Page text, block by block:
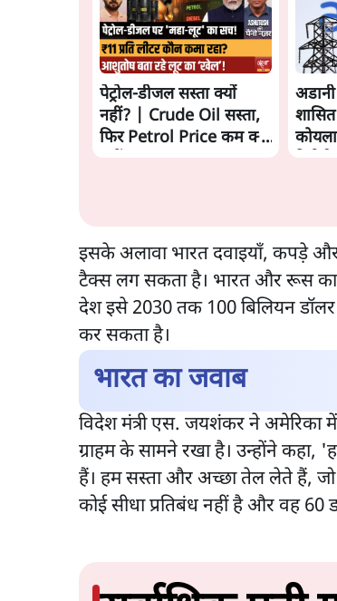
पेट्रोल-डीजल सस्ता क्यों
नहीं? | Crude Oil सस्ता,
फिर Petrol Price कम क्यों
इसके अलावा भारत दवाइयाँ, कपड़े और
टैक्स लग सकता है। भारत और रूस का
देश इसे 2030 तक 100 बिलियन
कर सकता है।
भारत का जवाब
विदेश मंत्री एस. जयशंकर ने अमेरिका
ग्राहम के सामने रखा है। उन्होंने कहा,
हैं। हम सस्ता और अच्छा तेल लेते हैं,
कोई सीधा प्रतिबंध नहीं है और वह 60